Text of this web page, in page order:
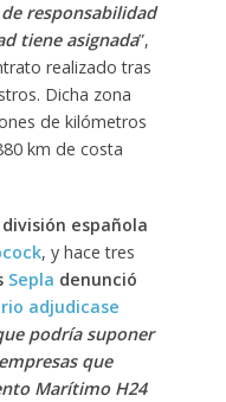
responsabilidad
tiene asignada”,
realizado tras
Dicha zona
de kilómetros
km de costa
española
, y hace tres
Sepla denunció
adjudicase
podría suponer
que
Marítimo H24